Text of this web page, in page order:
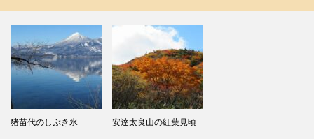
猪苗代のしぶき氷 安達太良山の紅葉見頃